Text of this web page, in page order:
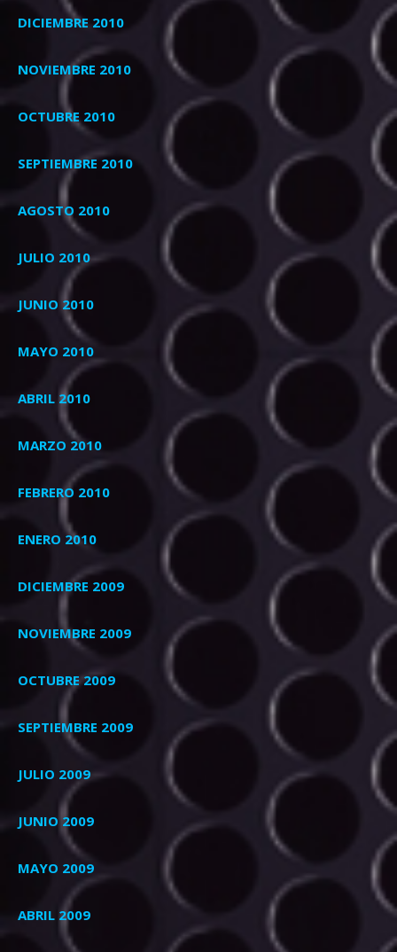
DICIEMBRE 2010
NOVIEMBRE 2010
OCTUBRE 2010
SEPTIEMBRE 2010
AGOSTO 2010
JULIO 2010
JUNIO 2010
MAYO 2010
ABRIL 2010
MARZO 2010
FEBRERO 2010
ENERO 2010
DICIEMBRE 2009
NOVIEMBRE 2009
OCTUBRE 2009
SEPTIEMBRE 2009
JULIO 2009
JUNIO 2009
MAYO 2009
ABRIL 2009